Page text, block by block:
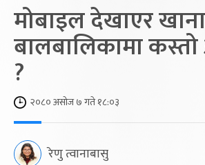
मोबाइल देखाएर
बालबालिकामा
?
२०८० असोज ७ गते १८:०३
रेणु त्वानाबासु